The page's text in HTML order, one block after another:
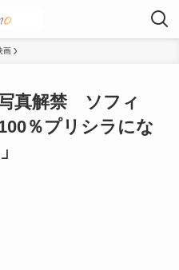
画
真解禁 ソフィ
％プリシラにな